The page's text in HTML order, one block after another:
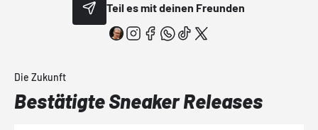
Teil es mit deinen Freunden
Die Zukunft
Bestätigte Sneaker Releases